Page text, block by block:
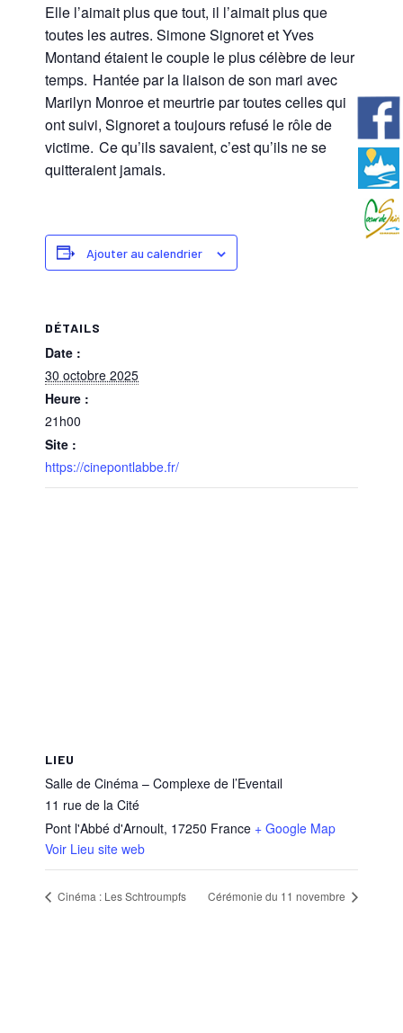
Elle l’aimait plus que tout, il l’aimait plus que
toutes les autres. Simone Signoret et Yves
Montand étaient le couple le plus célèbre de leur
temps. Hantée par la liaison de son mari avec
Marilyn Monroe et meurtrie par toutes celles qui
ont suivi, Signoret a toujours refusé le rôle de
victime. Ce qu’ils savaient, c’est qu’ils ne se
quitteraient jamais.
Ajouter au calendrier
DÉTAILS
Date :
30 octobre 2025
Heure :
21h00
Site :
https://cinepontlabbe.fr/
LIEU
Salle de Cinéma – Complexe de l’Eventail
11 rue de la Cité
Pont l'Abbé d'Arnoult, 17250 France + Google Map
Voir Lieu site web
Cinéma : Les Schtroumpfs Cérémonie du 11 novembre